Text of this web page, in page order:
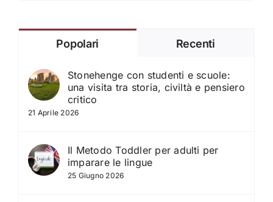
Popolari Recenti
Stonehenge con studenti e scuole:
una visita tra storia, civiltà e pensiero
critico
21 Aprile 2026
Il Metodo Toddler per adulti per
imparare le lingue
25 Giugno 2026